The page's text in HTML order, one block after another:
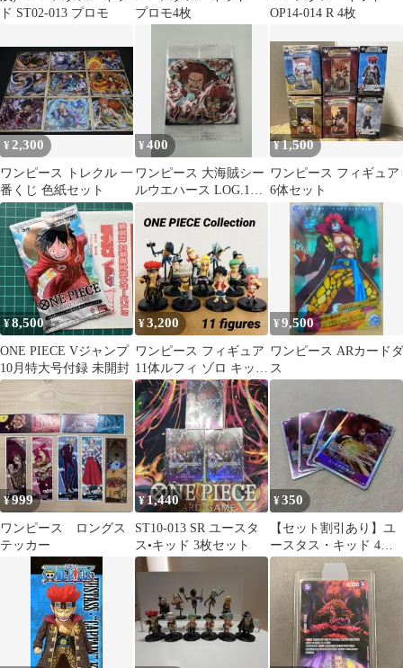
ド ST02-013 プロモ
プロモ4枚
OP14-014 R 4枚
¥2,300
ワンピース トレクル 一
番くじ 色紙セット
¥400
ワンピース 大海賊シー
ルウエハース LOG.13
シャンクスVSキッド
SP
¥1,500
ワンピース フィギュア
6体セット
¥8,500
ONE PIECE Vジャンプ
10月特大号付録 未開封
¥3,200
ワンピース フィギュア
11体ルフィ ゾロ キッド
ローボニー バンダイ
¥9,500
ワンピース ARカードダ
ス
¥999
ワンピース ロングス
テッカー
¥1,440
ST10-013 SR ユースタ
ス•キッド 3枚セット
¥350
【セット割引あり】ユ
ースタス・キッド 4枚
セット